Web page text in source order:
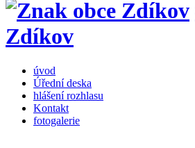
Zdíkov
úvod
Úřední deska
hlášení rozhlasu
Kontakt
fotogalerie